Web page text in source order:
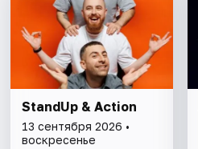
StandUp & Action
13 сентября 2026 •
воскресенье